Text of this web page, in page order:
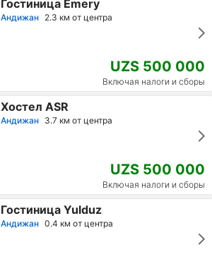
Гостиница Emery
Андижан 2.3 км от центра
UZS 500 000
Включая налоги и сборы
Хостел ASR
Андижан 3.7 км от центра
UZS 500 000
Включая налоги и сборы
Гостиница Yulduz
Андижан 0.4 км от центра